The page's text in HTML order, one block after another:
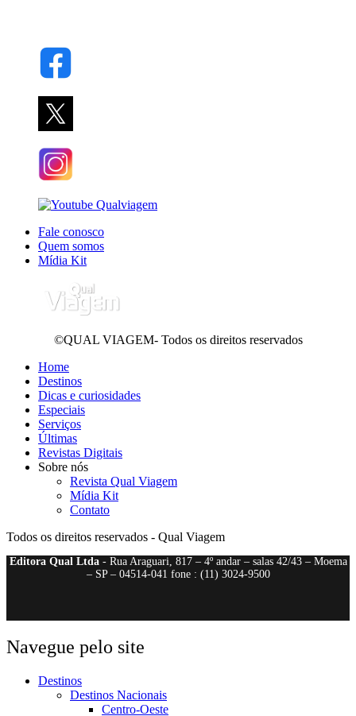
Fale conosco
Quem somos
Mídia Kit
©QUAL VIAGEM- Todos os direitos reservados
Home
Destinos
Dicas e curiosidades
Especiais
Serviços
Últimas
Revistas Digitais
Sobre nós
Revista Qual Viagem
Mídia Kit
Contato
Todos os direitos reservados - Qual Viagem
Editora Qual Ltda- Rua Araguari, 817 – 4º andar – salas 42/43 – Moema
– SP – 04514-041 fone : (11) 3024-9500
Navegue pelo site
Destinos
Destinos Nacionais
Centro-Oeste